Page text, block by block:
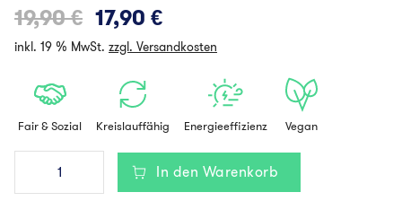
19,90€ Ursprünglicher
Preis
war:
19,90 €
17,90 €Aktueller
Preis
17,90 €.
inkl. 19 % MwSt. zzgl. Versandkosten
Fair & Sozial Kreislauffähig Energieeffizienz Vegan
24Bottles
-
In den Warenkorb